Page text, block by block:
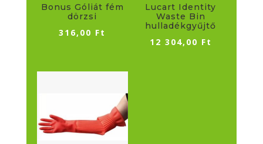
Bonus Góliát fém
dörzsi
316,00 Ft
Lucart Identity
Waste Bin
hulladékgyűjtő
12 304,00 Ft